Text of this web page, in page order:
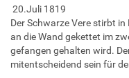
20.Juli 1819
Der Schwarze Vere stirbt
an die Wand gekettet im
gefangen gehalten wird.
mitentscheidend sein für